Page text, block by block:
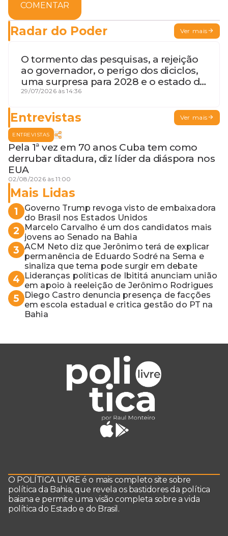
COMENTAR
Radar do Poder Ver mais
O tormento das pesquisas, a rejeição
ao governador, o perigo dos diciclos,
uma surpresa para 2028 e o estado de
terceira guerra mundial
29/07/2026 às 14:36
Entrevistas Ver mais
ENTREVISTAS
Pela 1ª vez em 70 anos Cuba tem como
derrubar ditadura, diz líder da diáspora nos
EUA
02/08/2026 às 11:00
Mais Lidas
1
Governo Trump revoga visto de embaixadora
do Brasil nos Estados Unidos
2
Marcelo Carvalho é um dos candidatos mais
jovens ao Senado na Bahia
3 ACM Neto diz que Jerônimo terá de explicar
permanência de Eduardo Sodré na Sema e
sinaliza que tema pode surgir em debate
4
Lideranças políticas de Ibititá anunciam união
em apoio à reeleição de Jerônimo Rodrigues
5
Diego Castro denuncia presença de facções
em escola estadual e critica gestão do PT na
Bahia
O POLÍTICA LIVRE é o mais completo site sobre
política da Bahia, que revela os bastidores da política
baiana e permite uma visão completa sobre a vida
política do Estado e do Brasil.